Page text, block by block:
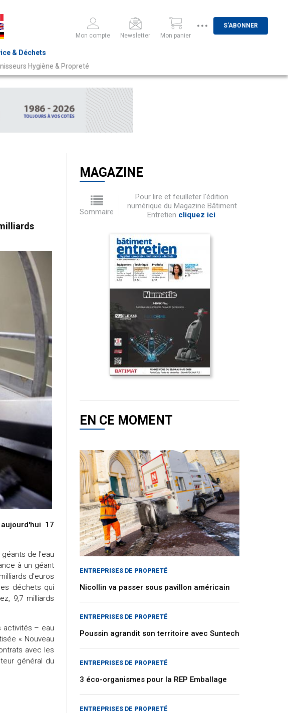
& Déchets
Mon compte Newsletter Mon panier
S'ABONNER
Hygiène & Propreté
17
de l'eau
à un géant
d'euros
déchets qui
9,7 milliards
activités – eau
« Nouveau
avec les
général du
MAGAZINE
Sommaire
Pour lire et feuilleter l'édition
numérique du Magazine Bâtiment
Entretien cliquez ici.
EN CE MOMENT
ENTREPRISES DE PROPRETÉ
Nicollin va passer sous pavillon américain
ENTREPRISES DE PROPRETÉ
Poussin agrandit son territoire avec Suntech
ENTREPRISES DE PROPRETÉ
3 éco-organismes pour la REP Emballage
ENTREPRISES DE PROPRETÉ